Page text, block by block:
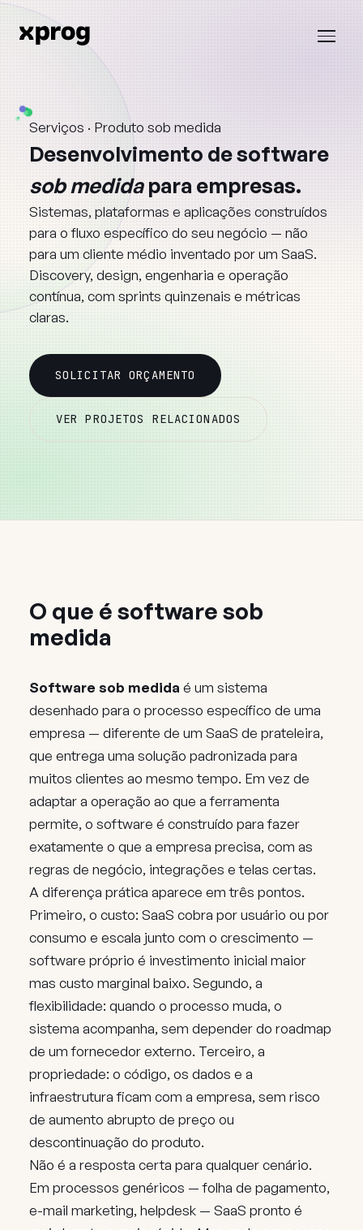
Home
Serviços ›
Produto sob medida
Serviços · Produto sob medida
Desenvolvimento desoftware
sob medida para empresas.
Sistemas, plataformas e aplicações construídos
para o fluxo específico do seu negócio — não
para um cliente médio inventado por um SaaS.
Discovery, design, engenharia e operação
contínua, com sprints quinzenais e métricas
claras.
SOLICITAR ORÇAMENTO
VER PROJETOS RELACIONADOS
O que é software sob
medida
Software sob medida é um sistema
desenhado para o processo específico de uma
empresa — diferente de um SaaS de prateleira,
que entrega uma solução padronizada para
muitos clientes ao mesmo tempo. Em vez de
adaptar a operação ao que a ferramenta
permite, o software é construído para fazer
exatamente o que a empresa precisa, com as
regras de negócio, integrações e telas certas.
A diferença prática aparece em três pontos.
Primeiro, o custo: SaaS cobra por usuário ou por
consumo e escala junto com o crescimento —
software próprio é investimento inicial maior
mas custo marginal baixo. Segundo, a
flexibilidade: quando o processo muda, o
sistema acompanha, sem depender do roadmap
de um fornecedor externo. Terceiro, a
propriedade: o código, os dados e a
infraestrutura ficam com a empresa, sem risco
de aumento abrupto de preço ou
descontinuação do produto.
Não é a resposta certa para qualquer cenário.
Em processos genéricos — folha de pagamento,
e-mail marketing, helpdesk — SaaS pronto é